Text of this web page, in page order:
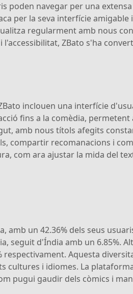
poden navegar per una
per la seva interfície
regularment amb nous
ZBato s'ha
inclouen una interfície
fins a la comèdia,
amb nous títols afegits
compartir recomanacions i
com ara ajustar la mida del
amb un 42.36% dels seus
seguit d'Índia amb un 6.85%.
respectivament. Aquesta
cultures i idiomes. La
pugui gaudir dels còmics i